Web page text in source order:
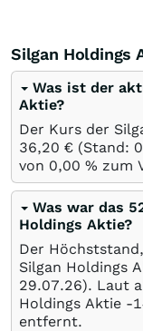
Silgan Holdings
Was ist der
Aktie?
Der Kurs der
36,20 € (Stand:
von 0,00 % zum
Was war das
Holdings Aktie?
Der
Silgan Holdings
29.07.26). Laut
Holdings Aktie -
entfernt.